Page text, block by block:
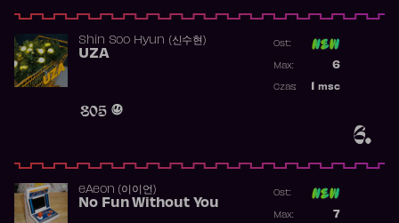
6.
Shin Soo Hyun (신수현)
UZA
805
Ost:
6
Max:
msc
Czas:
​eAeon (이이언)
No Fun Without You
Ost:
7
Max: